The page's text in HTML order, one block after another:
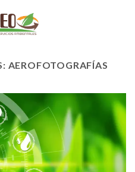
AEROFOTOGRAFÍAS